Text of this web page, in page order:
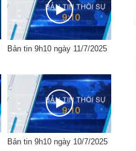
Bản tin 9h10 ngày 11/7/2025
Bản tin 9h10 ngày 10/7/2025